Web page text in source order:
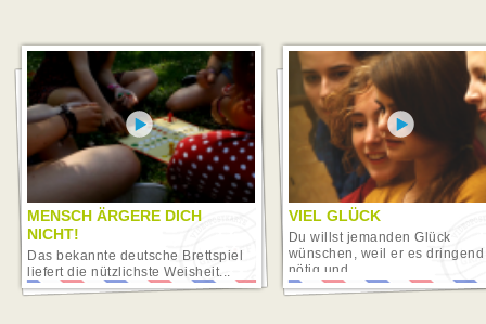
MENSCH ÄRGERE DICH
NICHT!
Das bekannte deutsche Brettspiel
liefert die nützlichste Weisheit...
VIEL GLÜCK
Du willst jemanden Glück
wünschen, weil er es dringend
nötig und...